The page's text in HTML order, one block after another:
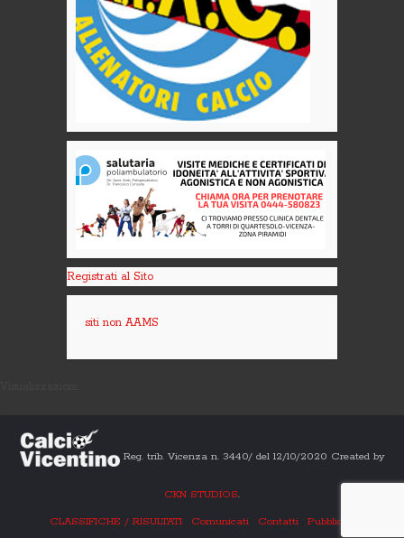
Registrati al Sito
siti non AAMS
Reg. trib. Vicenza n. 3440/ del 12/10/2020 Created by
CKN STUDIOS.
CLASSIFICHE / RISULTATI
Comunicati Contatti Pubblicità